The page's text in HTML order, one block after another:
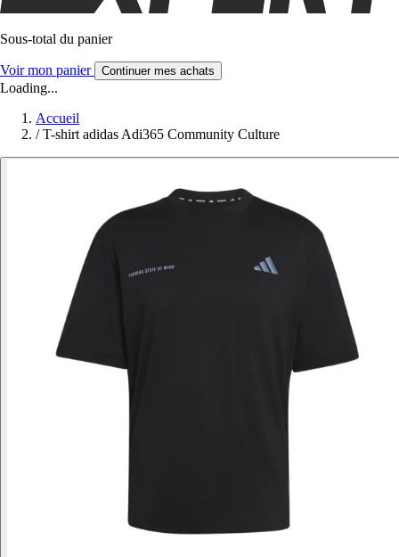
Sous-total du panier
Voir mon panier Continuer mes achats
Loading...
Accueil
/ T-shirt adidas Adi365 Community Culture